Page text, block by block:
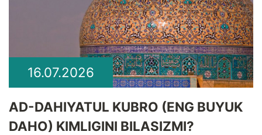
16.07.2026
​AD-DAHIYATUL KUBRO (ENG BUYUK
DAHO) KIMLIGINI BILASIZMI?